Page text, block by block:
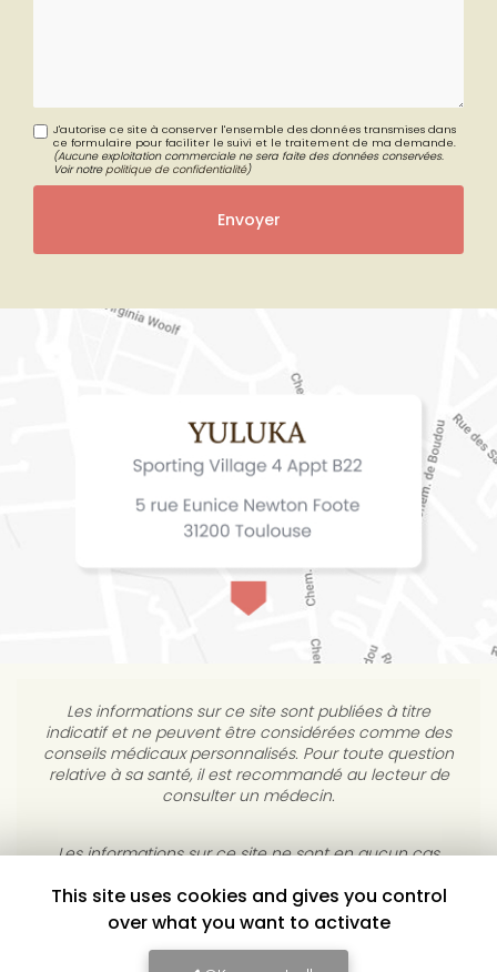
J'autorise ce site à conserver l'ensemble des données transmises dans
ce formulaire pour faciliter le suivi et le traitement de ma demande.
(Aucune exploitation commerciale ne sera faite des données conservées.
Voir notrepolitique de confidentialité)
Les informations sur ce site sont publiées à titre
indicatif et ne peuvent être considérées comme des
conseils médicaux personnalisés. Pour toute question
relative à sa santé, il est recommandé au lecteur de
consulter un médecin.
Les informations sur ce site ne sont en aucun cas
une maladie. L’éditeur s’interdit de répondre à des
courriels médicaux personnels sans consultation
individuelle médicale.
This site uses cookies and gives you control
over what you want to activate